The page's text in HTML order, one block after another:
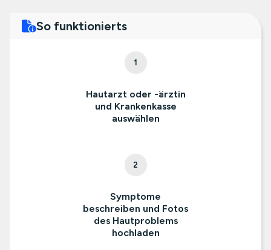
So funktionierts
1
Hautarzt oder -ärztin
und Krankenkasse
auswählen
2
Symptome
beschreiben und Fotos
des Hautproblems
hochladen